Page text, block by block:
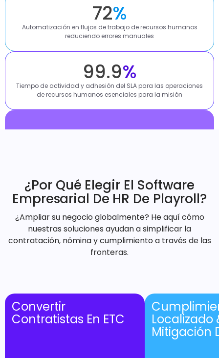
72%
Automatización en flujos de trabajo de recursos humanos
reduciendo errores manuales
99.9%
Tiempo de actividad y adhesión del SLA para las operaciones
de recursos humanos esenciales para la misión
¿Por Qué Elegir El Software
Empresarial De HR De Playroll?
¿Ampliar su negocio globalmente? He aquí cómo
nuestras soluciones ayudan a simplificar la
contratación, nómina y cumplimiento a través de las
fronteras.
Convertir
Contratistas En ETC Localizado
Mitigación